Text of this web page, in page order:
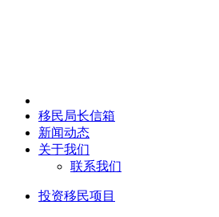
移民局长信箱
新闻动态
关于我们
联系我们
投资移民项目